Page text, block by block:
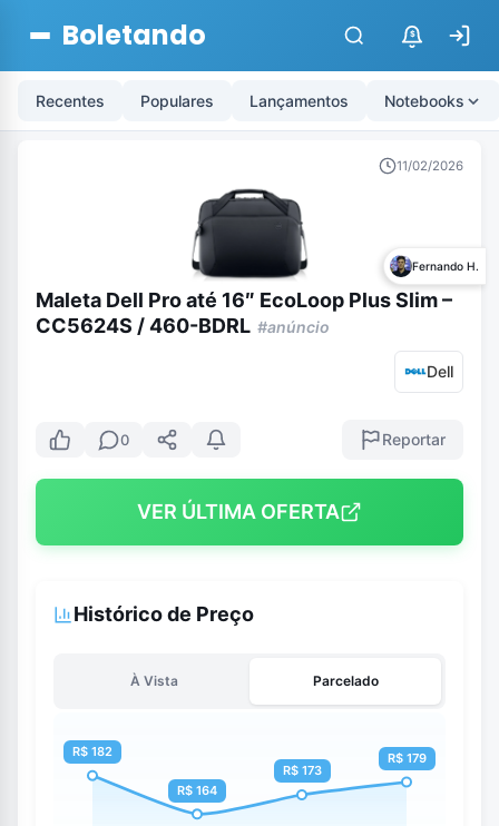
Boletando $
Recentes Populares Lançamentos Notebooks
11/02/2026
Fernando H.
Maleta Dell Pro até 16″ EcoLoop Plus Slim –
CC5624S / 460-BDRL #anúncio
Dell
0 Reportar
VER ÚLTIMA OFERTA
Histórico de Preço
À Vista Parcelado